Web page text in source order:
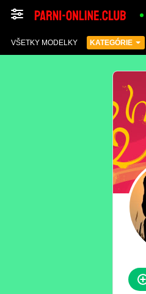
VŠETKY MODELKY KATEGÓRIE